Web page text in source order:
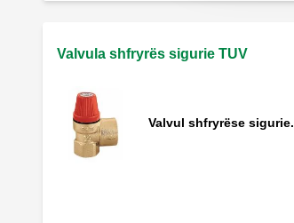
Valvula shfryrës sigurie TUV
Valvul shfryrëse sigurie.